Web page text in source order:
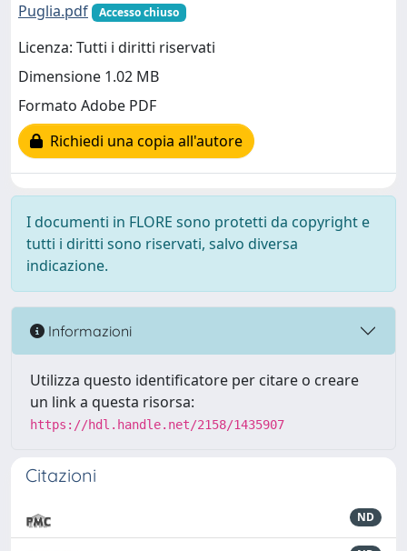
Puglia.pdf
Accesso chiuso
Licenza: Tutti i diritti riservati
Dimensione 1.02 MB
Formato Adobe PDF
Richiedi una copia all'autore
I documenti in FLORE sono protetti da copyright e
tutti i diritti sono riservati, salvo diversa
indicazione.
Informazioni
Utilizza questo identificatore per citare o creare
un link a questa risorsa:
https://hdl.handle.net/2158/1435907
Citazioni
ND